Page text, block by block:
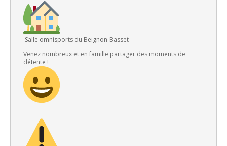
Salle omnisports du Beignon-Basset
Venez nombreux et en famille partager des moments de
détente !